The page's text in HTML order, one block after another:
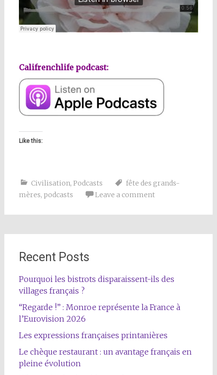
Califrenchlife podcast:
Like this:
Civilisation, Podcasts
fête des grands-
mères, podcasts Leave a comment
Recent Posts
Pourquoi les bistrots disparaissent-ils des
villages français ?
“Regarde !” : Monroe représente la France à
l’Eurovision 2026
Les expressions françaises printanières
Le chèque restaurant : un avantage français en
pleine évolution